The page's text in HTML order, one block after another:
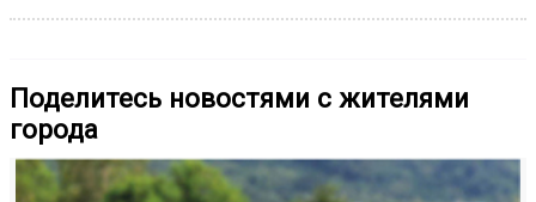
Поделитесь новостями с жителями
города